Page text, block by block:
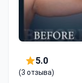
5.0
(3 отзыва)